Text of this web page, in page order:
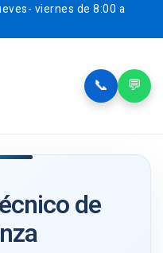
viernes de 8:00 a
📞 💬
de